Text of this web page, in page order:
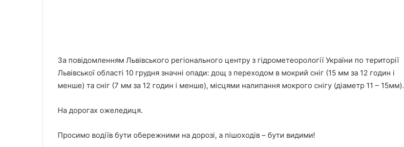
За повідомленням Львівського регіонального центру з гідрометеорології України по території
Львівської області 10 грудня значні опади: дощ з переходом в мокрий сніг (15 мм за 12 годин і
менше) та сніг (7 мм за 12 годин і менше), місцями налипання мокрого снігу (діаметр 11 – 15мм).
На дорогах ожеледиця.
Просимо водіїв бути обережними на дорозі, а пішоходів – бути видими!
6 серпня Львів попрощається з
Zenyk Art Gallery представила
українське мистецтво на Seattle Art